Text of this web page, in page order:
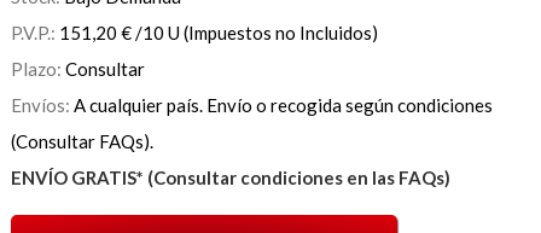
P.V.P.: 151,20 €/10 U(Impuestos no Incluidos)
Plazo: Consultar
Envíos: A cualquier país. Envío o recogida según condiciones
(Consultar FAQs).
ENVÍO GRATIS* (Consultar condiciones en las FAQs)